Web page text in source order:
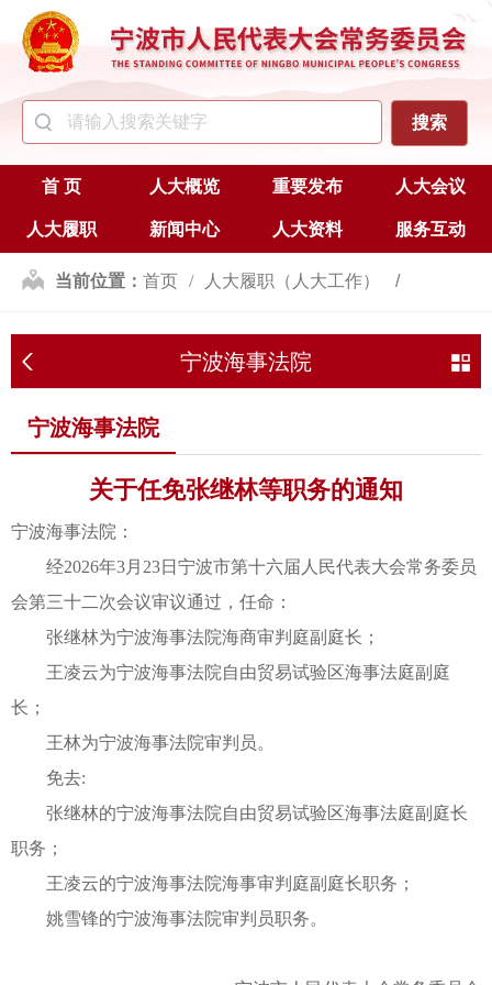
首 页 人大概览 重要发布 人大会议
人大履职 新闻中心 人大资料 服务互动
当前位置： 首页 人大履职（人大工作）
人事任免 宁波海事法院
宁波海事法院
宁波海事法院
关于任免张继林等职务的通知
宁波海事法院：
经2026年3月23日宁波市第十六届人民代表大会常务委员
会第三十二次会议审议通过，任命：
张继林为宁波海事法院海商审判庭副庭长；
王凌云为宁波海事法院自由贸易试验区海事法庭副庭
长；
王林为宁波海事法院审判员。
免去:
张继林的宁波海事法院自由贸易试验区海事法庭副庭长
职务；
王凌云的宁波海事法院海事审判庭副庭长职务；
姚雪锋的宁波海事法院审判员职务。